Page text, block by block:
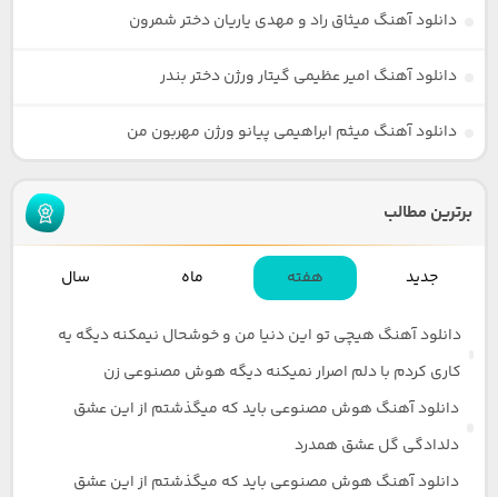
دانلود آهنگ میثاق راد و مهدی یاریان دختر شمرون
دانلود آهنگ امیر عظیمی گیتار ورژن دختر بندر
دانلود آهنگ میثم ابراهیمی پیانو ورژن مهربون من
برترین مطالب
جدید هفته ماه سال
دانلود آهنگ هیچی تو این دنیا من و خوشحال نیمکنه دیگه یه
کاری کردم با دلم اصرار نمیکنه دیگه هوش مصنوعی زن
دانلود آهنگ هوش مصنوعی باید که میگذشتم از این عشق
دلدادگی گل عشق همدرد
دانلود آهنگ هوش مصنوعی باید که میگذشتم از این عشق